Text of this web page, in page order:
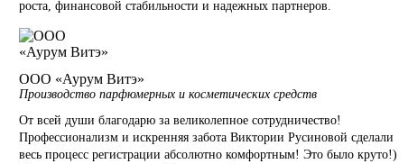
роста, финансовой стабильности и надежных партнеров.
ООО «Аурум Витэ»
Производство парфюмерных и косметических средств
От всей души благодарю за великолепное сотрудничество!
Профессионализм и искренняя забота Виктории Русиновой сделали
весь процесс регистрации абсолютно комфортным! Это было круто!)